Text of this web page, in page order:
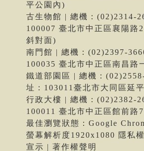
平公園內)
古生物館 | 總機：(02)2314-
100007 臺北市中正區襄陽路
斜對面)
南門館 | 總機：(02)2397-
100035 臺北市中正區南昌路
鐵道部園區 | 總機：
址：103011臺北市大同區延
行政大樓 | 總機：(02)2382-
100011 臺北市中正區館前路
最佳瀏覽狀態：Google
螢幕解析度1920x1080 隱私
宣示 | 著作權聲明